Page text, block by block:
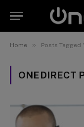
Home » Posts Tagged
ONEDIRECT